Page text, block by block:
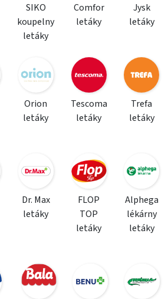
SIKO
koupelny
letáky
Comfor
letáky
Jysk
letáky
Orion
letáky
Tescoma
letáky
Trefa
letáky
Dr. Max
letáky
FLOP
TOP
letáky
Alphega
lékárny
letáky